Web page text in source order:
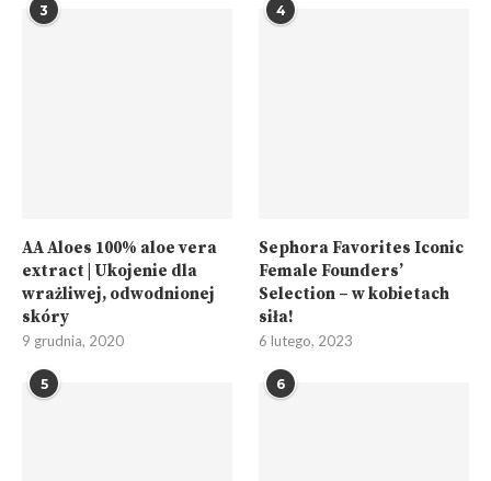
3
AA Aloes 100% aloe vera
extract | Ukojenie dla
wrażliwej, odwodnionej
skóry
9 grudnia, 2020
4
Sephora Favorites Iconic
Female Founders’
Selection – w kobietach
siła!
6 lutego, 2023
5 6